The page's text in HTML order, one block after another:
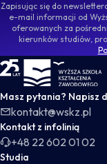
Zapisując się do
e-mail informacji od
oferowanych za
kierunków studiów,
WSKZ - strona główna
Masz pytania? Napisz
kontakt@wskz.pl
Kontakt z infolinią
+48 22 602 01 02
Studia